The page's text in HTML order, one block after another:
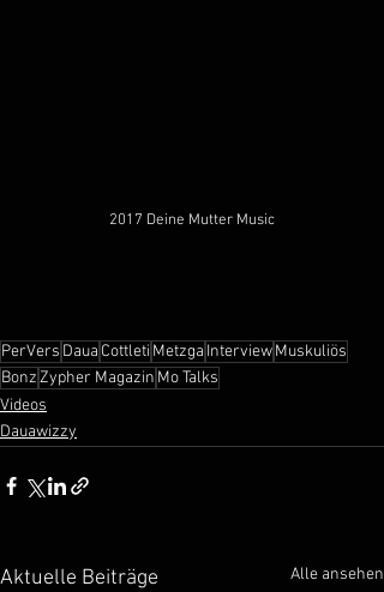
2017 Deine Mutter Music
PerVers Daua Cottleti Metzga InterviewMuskuliös
BonzZypher Magazin Mo Talks
Videos
Dauawizzy
Aktuelle Beiträge Alle ansehen